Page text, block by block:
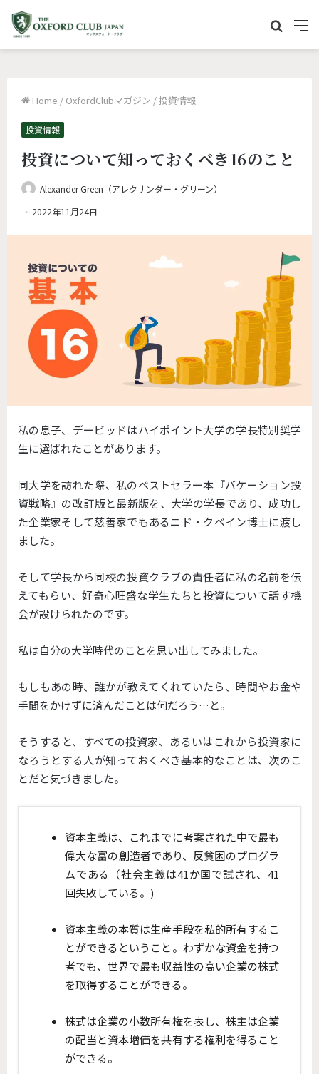
M
e
イ
索
Home / OxfordClubマガジン /投資情報
投資情報
投資について知っておくべき16のこと
Alexander Green（アレクサンダー・グリーン）
2022年11月24日
私の息子、デービッドはハイポイント大学の学長特別奨学
生に選ばれたことがあります。
同大学を訪れた際、私のベストセラー本『バケーション投
資戦略』の改訂版と最新版を、大学の学長であり、成功し
た企業家そして慈善家でもあるニド・クベイン博士に渡し
ました。
そして学長から同校の投資クラブの責任者に私の名前を伝
えてもらい、好奇心旺盛な学生たちと投資について話す機
会が設けられたのです。
私は自分の大学時代のことを思い出してみました。
もしもあの時、誰かが教えてくれていたら、時間やお金や
手間をかけずに済んだことは何だろう…と。
そうすると、すべての投資家、あるいはこれから投資家に
なろうとする人が知っておくべき基本的なことは、次のこ
とだと気づきました。
資本主義は、これまでに考案された中で最も
偉大な富の創造者であり、反貧困のプログラ
ムである（社会主義は41か国で試され、41
回失敗している。)
資本主義の本質は生産手段を私的所有するこ
とができるということ。わずかな資金を持つ
者でも、世界で最も収益性の高い企業の株式
を取得することができる。
株式は企業の小数所有権を表し、株主は企業
の配当と資本増価を共有する権利を得ること
ができる。